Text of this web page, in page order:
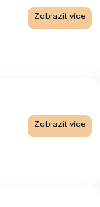
Zobrazit více
Zobrazit více